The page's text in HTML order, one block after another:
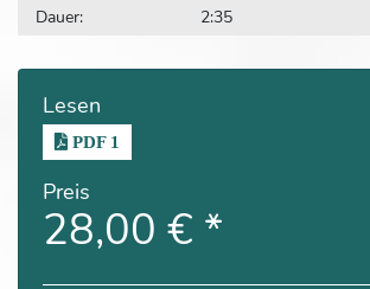
Dauer:
2:35
Lesen
PDF 1
Preis
28,00 € *